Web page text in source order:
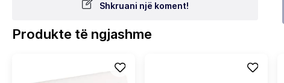
Shkruani një koment!
Produkte të ngjashme